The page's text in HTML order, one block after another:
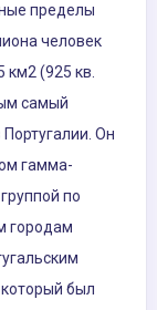
пределы
человек
км2 (925 кв.
самый
Он
гамма-
по
городам
был